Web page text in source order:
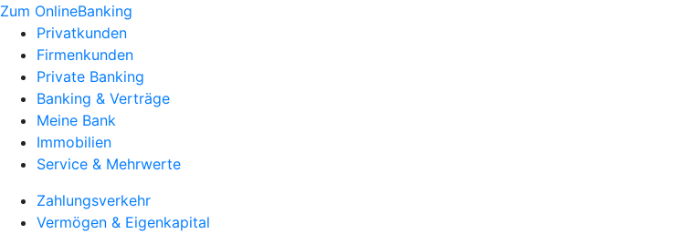
Zum OnlineBanking
Privatkunden
Firmenkunden
Private Banking
Banking & Verträge
Meine Bank
Immobilien
Service & Mehrwerte
Zahlungsverkehr
Vermögen & Eigenkapital